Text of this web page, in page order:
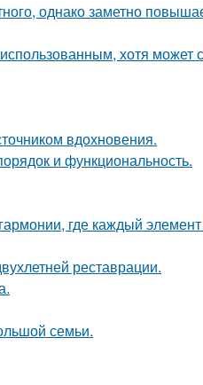
однако заметно
хотя может
вдохновения.
и функциональность.
где каждый
реставрации.
семьи.